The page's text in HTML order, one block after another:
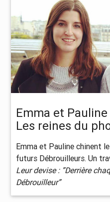
Emma et Pauline
Les reines du
Emma et Pauline chinent
futurs Débrouilleurs. Un
Leur devise : ”Derrière
Débrouilleur”